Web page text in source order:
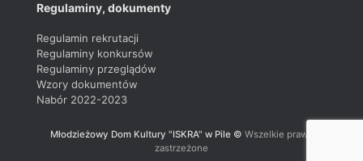
Regulaminy, dokumenty
Regulamin rekrutacji
Regulaminy konkursów
Regulaminy przeglądów
Wzory dokumentów
Nabór 2022-2023
Młodzieżowy Dom Kultury "ISKRA" w Pile © Wszelkie prawa
zastrzeżone